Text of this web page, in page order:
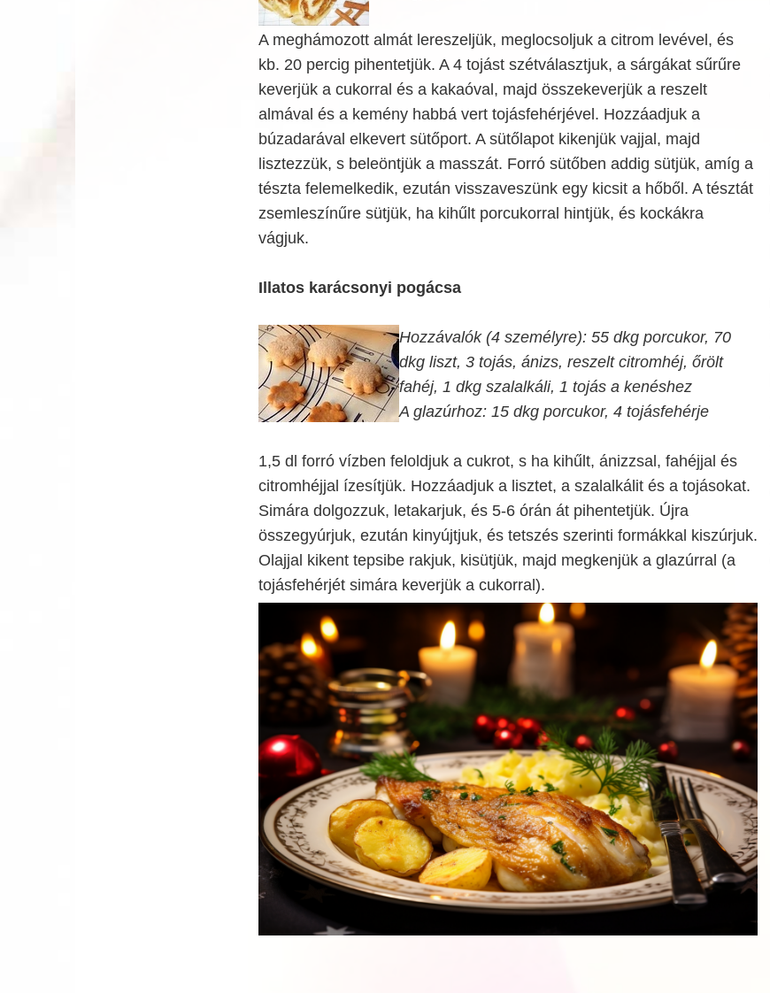
A meghámozott almát lereszeljük, meglocsoljuk a citrom levével, és
kb. 20 percig pihentetjük. A 4 tojást szétválasztjuk, a sárgákat sűrűre
keverjük a cukorral és a kakaóval, majd összekeverjük a reszelt
almával és a kemény habbá vert tojásfehérjével. Hozzáadjuk a
búzadarával elkevert sütőport. A sütőlapot kikenjük vajjal, majd
lisztezzük, s beleöntjük a masszát. Forró sütőben addig sütjük, amíg a
tészta felemelkedik, ezután visszaveszünk egy kicsit a hőből. A tésztát
zsemleszínűre sütjük, ha kihűlt porcukorral hintjük, és kockákra
vágjuk.
Illatos karácsonyi pogácsa
Hozzávalók (4 személyre): 55 dkg porcukor, 70
dkg liszt, 3 tojás, ánizs, reszelt citromhéj, őrölt
fahéj, 1 dkg szalalkáli, 1 tojás a kenéshez
A glazúrhoz: 15 dkg porcukor, 4 tojásfehérje
1,5 dl forró vízben feloldjuk a cukrot, s ha kihűlt, ánizzsal, fahéjjal és
citromhéjjal ízesítjük. Hozzáadjuk a lisztet, a szalalkálit és a tojásokat.
Simára dolgozzuk, letakarjuk, és 5-6 órán át pihentetjük. Újra
összegyúrjuk, ezután kinyújtjuk, és tetszés szerinti formákkal kiszúrjuk.
Olajjal kikent tepsibe rakjuk, kisütjük, majd megkenjük a glazúrral (a
tojásfehérjét simára keverjük a cukorral).